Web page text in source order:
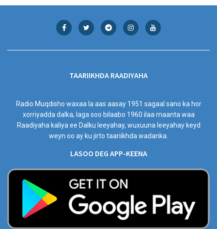
TAARIIKHDA RAADIYAHA
Radio Muqdisho waxaa la aas aasay 1951 sagaal sano ka hor
xorriyadda dalka, laga soo bilaabo 1960 ilaa maanta waa
Raadiyaha kaliya ee Dalku leeyahay, wuxuuna leeyahay keyd
weyn oo ay ku jirto taariikhda wadanka.
LASOO DEG APP-KEENA